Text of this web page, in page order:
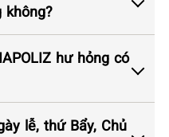
không?
hư hỏng có
lễ, thứ Bẩy, Chủ